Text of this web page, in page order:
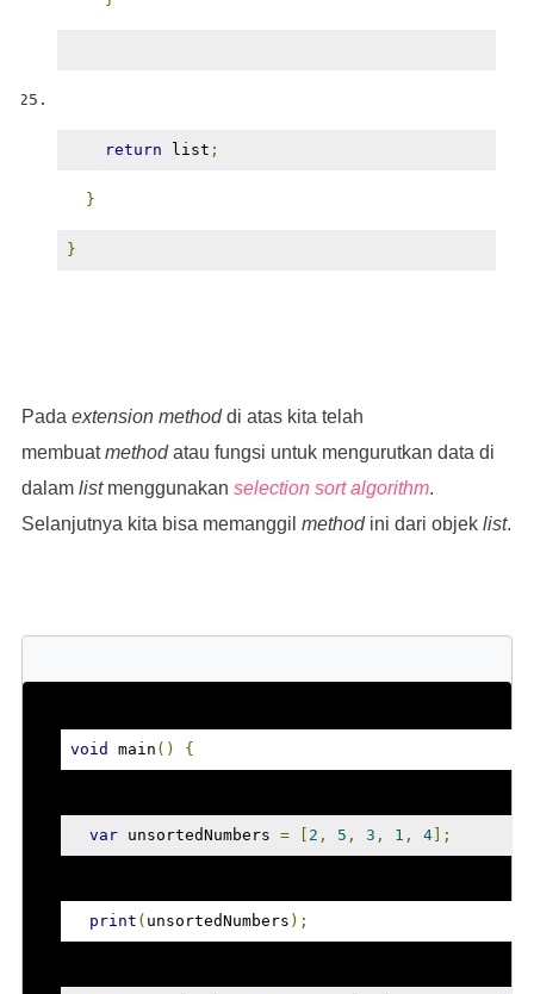
return list ;
}
}
Pada extension methoddi atas kita telah
membuatmethodatau fungsi untuk mengurutkan data di
dalam listmenggunakan selection sort algorithm.
Selanjutnya kita bisa memanggil methodini dari objek list.
void main () {
var unsortedNumbers = 2 , 5 , 3 , 1 , 4];
print ( unsortedNumbers );